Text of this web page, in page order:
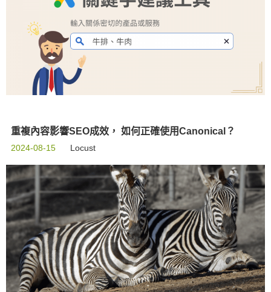
重複內容影響SEO成效， 如何正確使用Canonical？
2024-08-15 Locust